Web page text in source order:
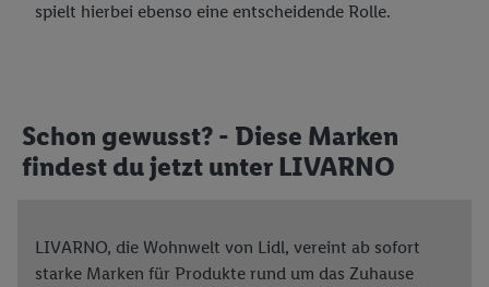
spielt hierbei ebenso eine entscheidende Rolle.
Schon gewusst? - Diese Marken
findest du jetzt unter LIVARNO
LIVARNO, die Wohnwelt von Lidl, vereint ab sofort
starke Marken für Produkte rund um das Zuhause